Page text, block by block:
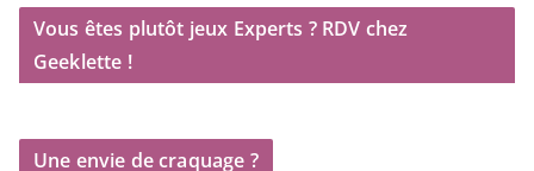
Vous êtes plutôt jeux Experts ? RDV chez
Geeklette !
Une envie de craquage ?